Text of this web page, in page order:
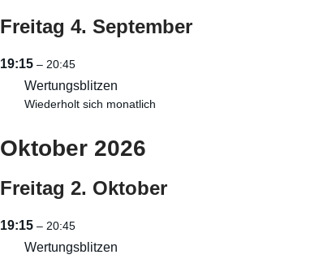
Freitag 4. September
19:15 – 20:45
Wertungsblitzen
Wiederholt sich monatlich
Oktober 2026
Freitag 2. Oktober
19:15 – 20:45
Wertungsblitzen